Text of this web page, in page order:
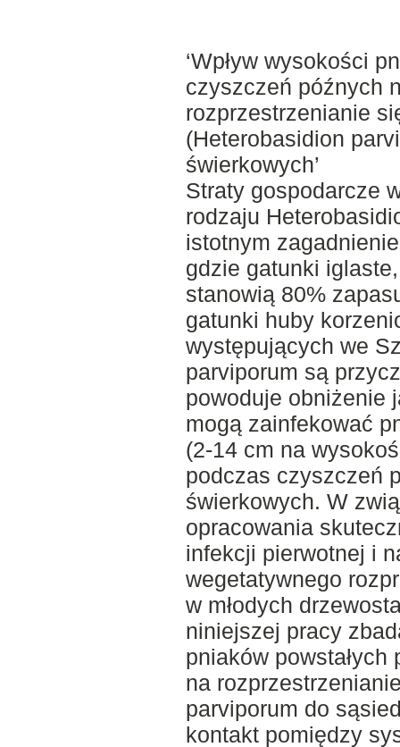
‘Wpływ wysokości
czyszczeń późnych
rozprzestrzenianie
(Heterobasidion
świerkowych’
Straty gospodarcze
rodzaju
istotnym
gdzie gatunki
stanowią 80%
gatunki huby
występujących we
parviporum są
powoduje obniżenie
mogą zainfekować
(2-14 cm na
podczas czyszczeń
świerkowych. W
opracowania
infekcji pierwotnej i
wegetatywnego
w młodych
niniejszej pracy
pniaków
na
parviporum do
kontakt pomiędzy